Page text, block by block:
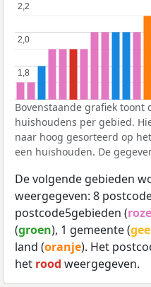
1,8
1,8
2,0
2,0
2,2
2,2
Bovenstaande grafiek
huishoudens per gebied.
naar hoog gesorteerd op
een huishouden. De
De volgende gebieden
weergegeven: 8
postcode5gebieden (roze
(groen), 1 gemeente (
land (oranje). Het
het rood weergegeven.